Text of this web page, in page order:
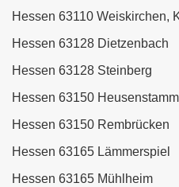
Hessen 63110 Weiskirchen,
Hessen 63128 Dietzenbach
Hessen 63128 Steinberg
Hessen 63150 Heusenstamm
Hessen 63150 Rembrücken
Hessen 63165 Lämmerspiel
Hessen 63165 Mühlheim